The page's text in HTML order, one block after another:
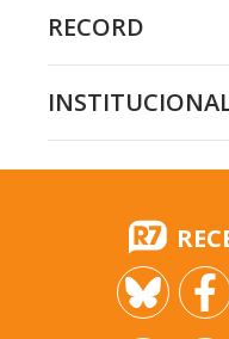
RECORD